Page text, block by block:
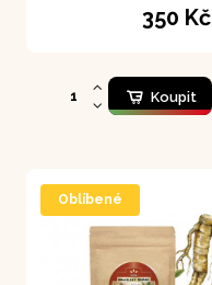
350 Kč
Koupit
Oblíbené